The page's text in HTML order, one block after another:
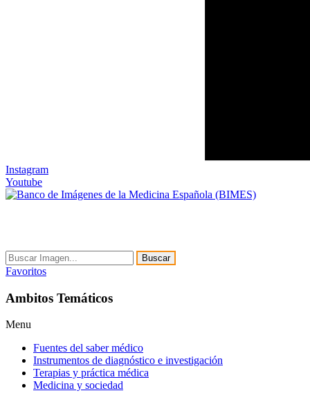
Instagram
Youtube
Buscar
Favoritos
Ambitos Temáticos
Menu
Fuentes del saber médico
Instrumentos de diagnóstico e investigación
Terapias y práctica médica
Medicina y sociedad